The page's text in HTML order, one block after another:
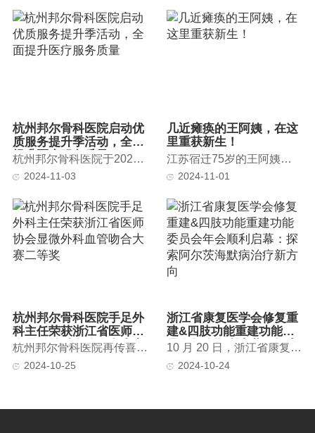
杭州邦尔骨科医院启动优
质服务提升季活动，全面
提升医疗服务质量
杭州邦尔骨科医院于2024年9月30日下午，在2号楼6楼大厅隆重召开了...
2024-11-03
几近瘫痪的王阿姨，在这
里重获新生！
江苏宿迁75岁的王阿姨因为长期的腰背疼痛和下肢麻木，已经难以行走...
2024-11-01
杭州邦尔骨科医院手足外
科主任荣获浙江省医师协
会显微外科血管吻合大赛杭州邦尔骨科医院再传喜讯！在近日由浙江省医师协会显微外科医师分...
2024-10-25
浙江省康复医学会修复重
建&四肢功能重建功能委
员会年会顺利启幕：探索10 月 20 日，浙江省康复医学会修复重建&四肢功能重建功能委员会年...
2024-10-24